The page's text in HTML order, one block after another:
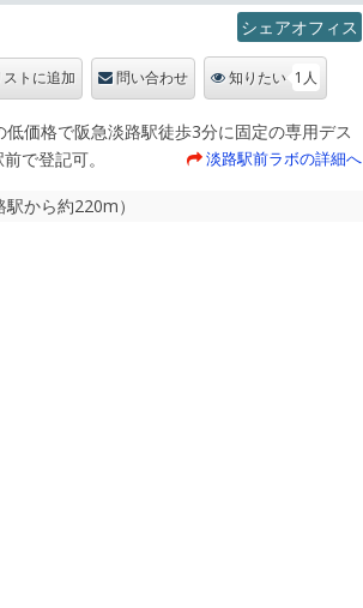
シェアオフィス
トに追加 問い合わせ 知りたい 1人
価格で阪急淡路駅徒歩3分に固定の専用デス
で登記可。
淡路駅前ラボの詳細へ
から約220m）